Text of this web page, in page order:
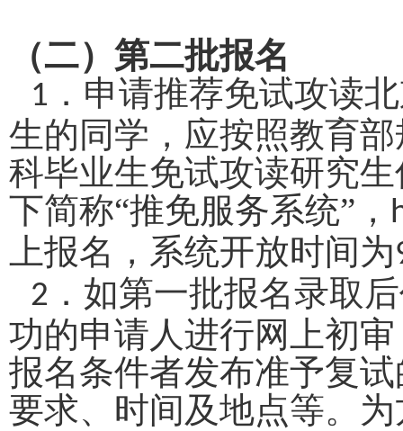
（二）第二批报名
1 ．申请推荐免试攻读
生的同学，应按照教育
科毕业生免试攻读研究
下简称“推免服务系统”，
上报名，系统开放时间为
2 ． 如第一批报名录取
功的申请人进行网上初
报名条件者发布准予复
要求、时间及地点等。